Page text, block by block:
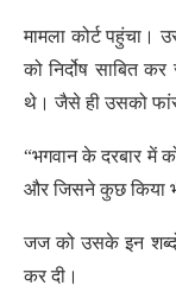
मामला कोर्ट
को निर्दोष साबित
थे। जैसे ही उसको
“भगवान के दरबार में
और जिसने कुछ किया
जज को उसके इन
कर दी।